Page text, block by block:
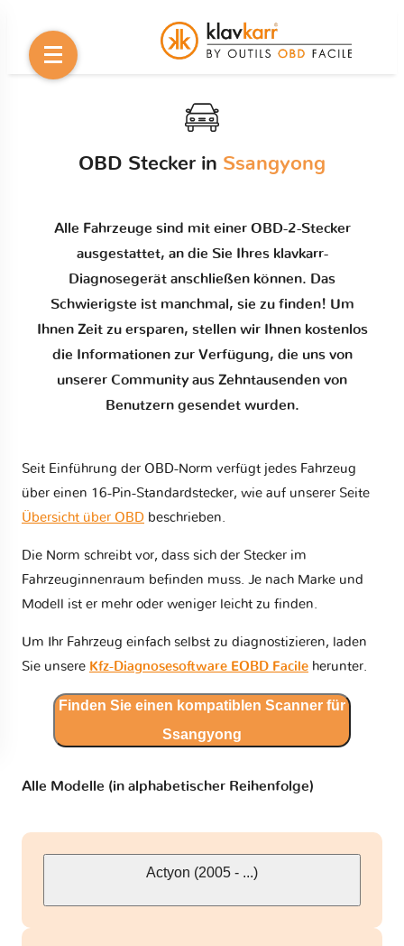
OBD Stecker in Ssangyong
Alle Fahrzeuge sind mit einer OBD-2-Stecker
ausgestattet, an die Sie Ihres klavkarr-
Diagnosegerät anschließen können. Das
Schwierigste ist manchmal, sie zu finden! Um
Ihnen Zeit zu ersparen, stellen wir Ihnen kostenlos
die Informationen zur Verfügung, die uns von
unserer Community aus Zehntausenden von
Benutzern gesendet wurden.
Seit Einführung der OBD-Norm verfügt jedes Fahrzeug
über einen 16-Pin-Standardstecker, wie auf unserer Seite
Übersicht über OBD beschrieben.
Die Norm schreibt vor, dass sich der Stecker im
Fahrzeuginnenraum befinden muss. Je nach Marke und
Modell ist er mehr oder weniger leicht zu finden.
Um Ihr Fahrzeug einfach selbst zu diagnostizieren, laden
Sie unsere Kfz-Diagnosesoftware EOBD Facile herunter.
Finden Sie einen kompatiblen Scanner für
Ssangyong
Alle Modelle (in alphabetischer Reihenfolge)
Actyon (2005 - ...)